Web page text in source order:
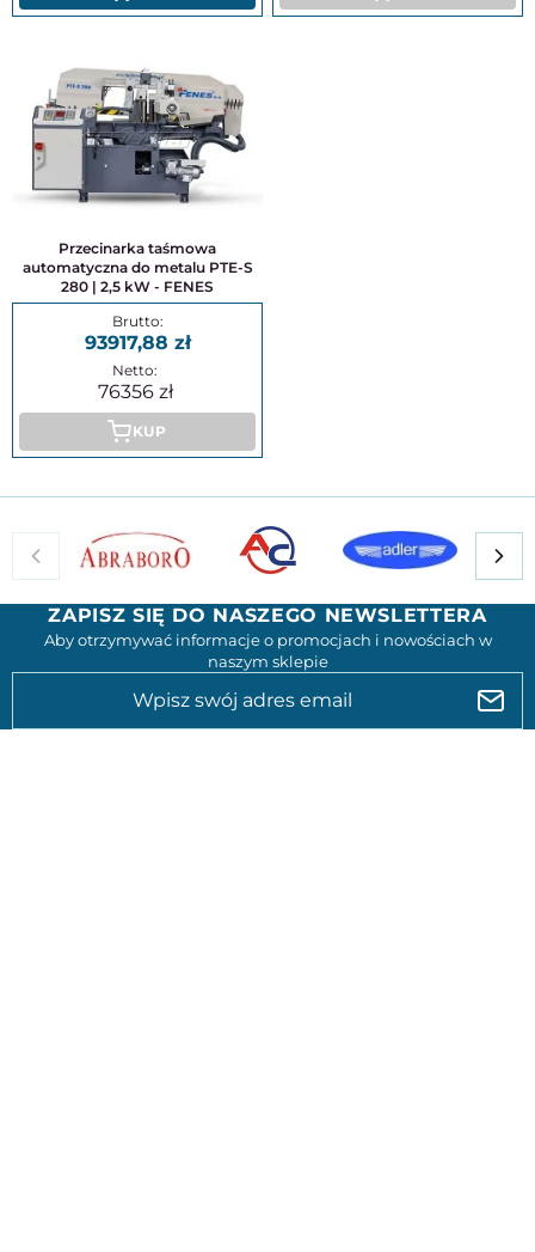
Przecinarka taśmowa
automatyczna do metalu PTE-S
280 | 2,5 kW - FENES
93917,88
76356
KUP
ZAPISZ SIĘ DO NASZEGO NEWSLETTERA
Aby otrzymywać informacje o promocjach i nowościach w
naszym sklepie